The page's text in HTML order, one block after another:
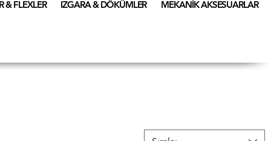
& FLEXLER IZGARA & DÖKÜMLER MEKANİK AKSESUARLAR